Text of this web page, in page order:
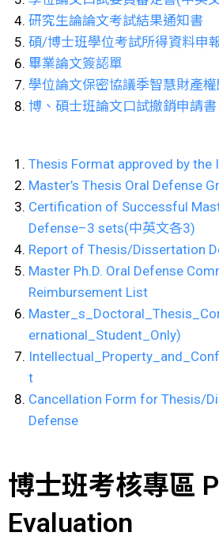
研究生論論文考試結果通知書
碩/博士班學位考試所得資料申
畢業論文簽認單
學位論文保密協議季智慧財產
博、碩士班論文口試撤銷申請書
Thesis Format approved by the
Master’s Thesis Oral Defense
Certification of Successful
Defense–3 sets(中英文各3)
Report of Thesis/Dissertation
Master Ph.D. Oral Defense
Reimbursement List
ernational_Student_Only)
t
Cancellation Form for Thesis/
Defense
博士班考核專區
Evaluation